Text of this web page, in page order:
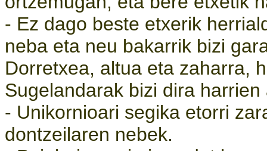
- Ez dago beste etxerik
neba eta neu bakarrik bizi
Dorretxea, altua eta zaharra,
Sugelandarak bizi dira
- Unikornioari segika etorri
dontzeilaren nebek.